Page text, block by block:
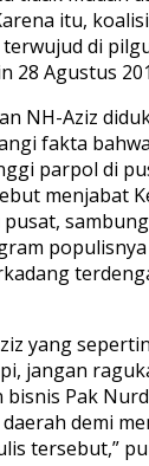
itu,
di
28 Agustus
NH-Aziz
fakta
parpol di
menjabat
yang
jangan
Pak
demi
tersebut,”